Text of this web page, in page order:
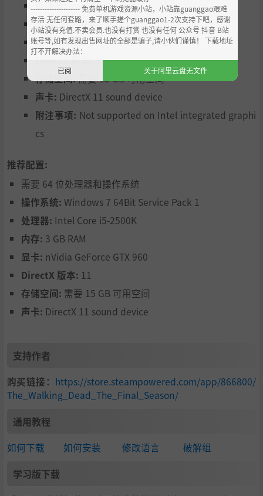
处理器:Intel Core 2 Duo 2.8GHz
内存:3 GB RAM
显卡:nVidia GeForce GTS 450 2GB
11
存储空间:需要 15 GB 可用空间
声卡: DirectX 11 sound device
附注事项: Not supported on Intel integrated graphi
cs
推荐配置:
需要 64 位处理器和操作系统
操作系统: Windows 7 64Bit Service Pack 1
处理器: Intel Core i5-2500K
内存: 3 GB RAM
显卡: nVidia GeForce GTX 960
DirectX 版本: 11
存储空间: 需要 15 GB 可用空间
声卡: DirectX 11 sound device
支持作者
购买链接： https://store.steampowered.com/app/866800/
The_Walking_Dead_The_Final_Season/
通用教程
如何下载 如何安装 修改语言 破解组
学习版下载
--------------------- 免费单机游戏资源小站，小站靠guanggao艰难
存活 无任何套路，来了顺手搓个guanggao1-2次支持下吧，感谢
小站没有充值.不卖会员.也没有打赏 也没有任何 公众号 抖音 B站
账号等,如有发现出售网址的全部是骗子,请小伙们谨慎！ 下载地址
打不开解决办法：
已阅
关于阿里云盘无文件